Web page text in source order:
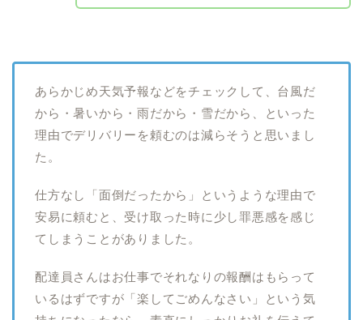
あらかじめ天気予報などをチェックして、台風だ
から・暑いから・雨だから・雪だから、といった
理由でデリバリーを頼むのは減らそうと思いまし
た。
仕方なし「面倒だったから」というような理由で
安易に頼むと、受け取った時に少し罪悪感を感じ
てしまうことがありました。
配達員さんはお仕事でそれなりの報酬はもらって
いるはずですが「楽してごめんなさい」という気